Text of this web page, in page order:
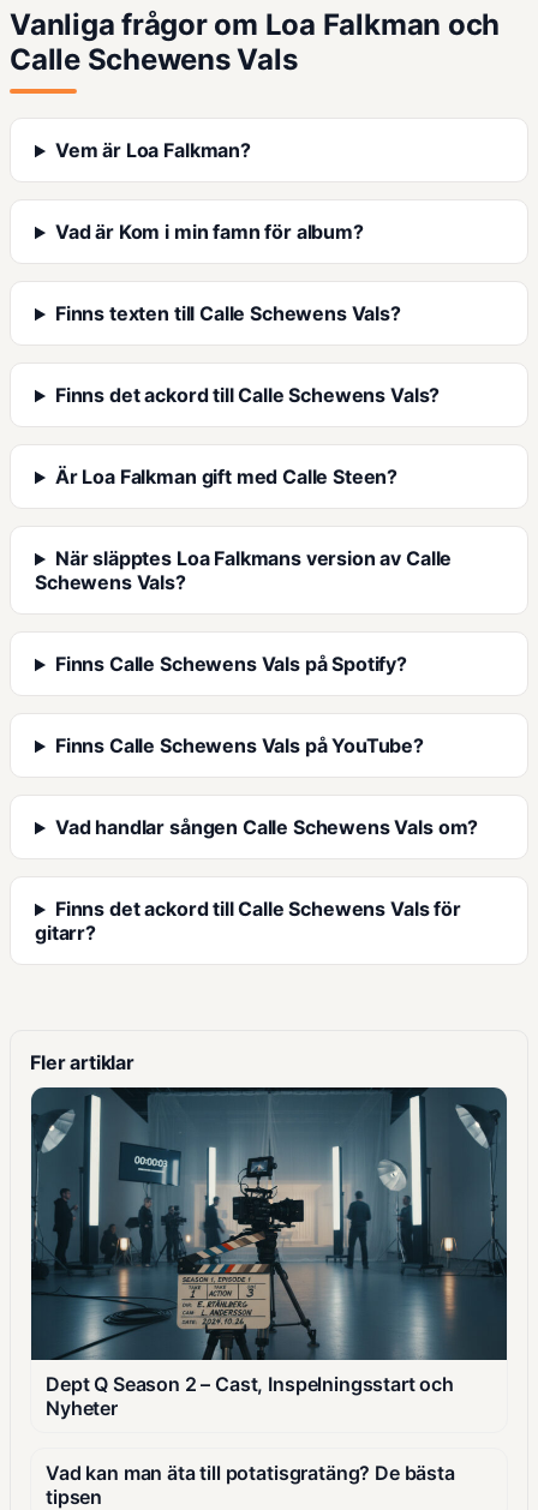
Vanliga frågor om Loa Falkman och
Calle Schewens Vals
Vem är Loa Falkman?
Vad är Kom i min famn för album?
Finns texten till Calle Schewens Vals?
Finns det ackord till Calle Schewens Vals?
Är Loa Falkman gift med Calle Steen?
När släpptes Loa Falkmans version av Calle
Schewens Vals?
Finns Calle Schewens Vals på Spotify?
Finns Calle Schewens Vals på YouTube?
Vad handlar sången Calle Schewens Vals om?
Finns det ackord till Calle Schewens Vals för
gitarr?
Fler artiklar
Dept Q Season 2 – Cast, Inspelningsstart och
Nyheter
Vad kan man äta till potatisgratäng? De bästa
tipsen